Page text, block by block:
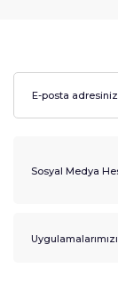
Sosyal Medya